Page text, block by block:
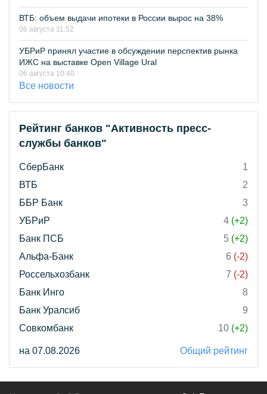
ВТБ: объем выдачи ипотеки в России вырос на 38%
06 августа 11:52
УБРиР принял участие в обсуждении перспектив рынка
ИЖС на выставке Open Village Ural
06 августа 10:40
Все новости
Рейтинг банков "Активность пресс-
службы банков"
СберБанк
1
ВТБ
2
ББР Банк
3
УБРиР
4 (+2)
Банк ПСБ
5 (+2)
Альфа-Банк
6 (-2)
Россельхозбанк
7 (-2)
Банк Инго
8
Банк Уралсиб
9
Совкомбанк
10 (+2)
на 07.08.2026 Общий рейтинг